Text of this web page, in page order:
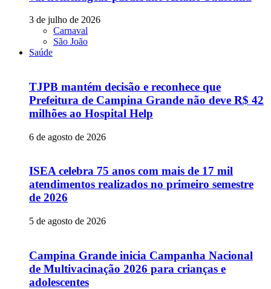
3 de julho de 2026
Carnaval
São João
Saúde
TJPB mantém decisão e reconhece que
Prefeitura de Campina Grande não deve R$ 42
milhões ao Hospital Help
6 de agosto de 2026
ISEA celebra 75 anos com mais de 17 mil
atendimentos realizados no primeiro semestre
de 2026
5 de agosto de 2026
Campina Grande inicia Campanha Nacional
de Multivacinação 2026 para crianças e
adolescentes